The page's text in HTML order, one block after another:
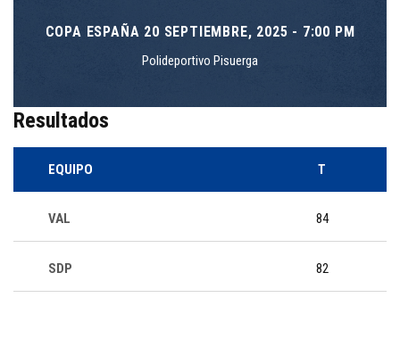
COPA ESPAÑA 20 SEPTIEMBRE, 2025 - 7:00 PM
Polideportivo Pisuerga
Resultados
EQUIPO T
VAL 84
SDP 82